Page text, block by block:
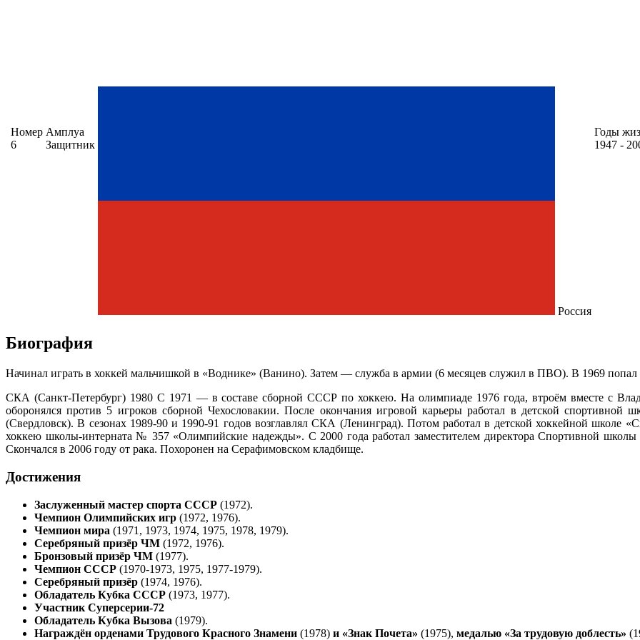
Номер
6
Амплуа
Защитник
Россия
Годы
1947 -
Биография
Начинал играть в хоккей мальчишкой в «Воднике» (Ванино). Затем — служба в армии (6 месяцев служил в ПВО). В 1969
СКА (Санкт-Петербург) 1980 С 1971 — в составе сборной СССР по хоккею. На олимпиаде 1976 года, втроём вместе с
оборонялся против 5 игроков сборной Чехословакии. После окончания игровой карьеры работал в детской
(Свердловск). В сезонах 1989-90 и 1990-91 годов возглавлял СКА (Ленинград). Потом работал в детской хоккейной школе
хоккею школы-интерната № 357 «Олимпийские надежды». С 2000 года работал заместителем директора Спортивной школы
Скончался в 2006 году от рака. Похоронен на Серафимовском кладбище.
Достижения
Заслуженный мастер спорта СССР (1972).
Чемпион Олимпийских игр (1972, 1976).
Чемпион мира (1971, 1973, 1974, 1975, 1978, 1979).
Серебряный призёр ЧМ (1972, 1976).
Бронзовый призёр ЧМ (1977).
Чемпион СССР (1970-1973, 1975, 1977-1979).
Серебряный призёр (1974, 1976).
Обладатель Кубка СССР (1973, 1977).
Участник Суперсерии-72
Обладатель Кубка Вызова (1979).
Награждён орденами Трудового Красного Знамени (1978) и «Знак Почета» (1975), медалью «За трудовую доблесть»